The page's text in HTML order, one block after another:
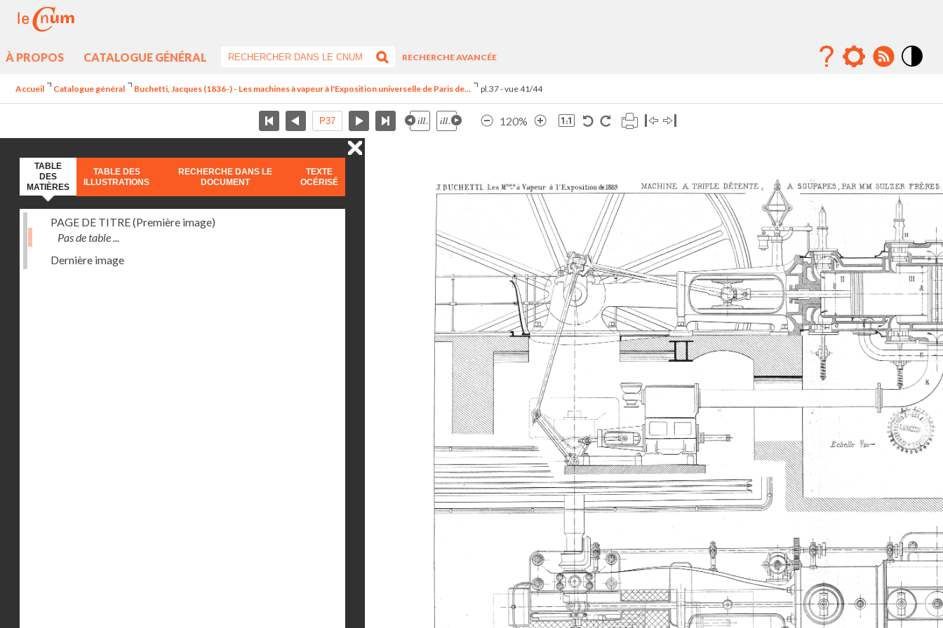
À PROPOS CATALOGUE GÉNÉRAL
RECHERCHE AVANCÉE
Accueil Catalogue général Buchetti, Jacques (1836-) - Les machines à vapeur à l'Exposition universelle de Paris de... pl.37 - vue 41/44
120%
TABLE
DES
MATIÈRES
TABLE DES
ILLUSTRATIONS
RECHERCHE DANS LE
DOCUMENT
TEXTE
OCÉRISÉ
PAGE DE TITRE (Première image)
Pas de table ...
Dernière image